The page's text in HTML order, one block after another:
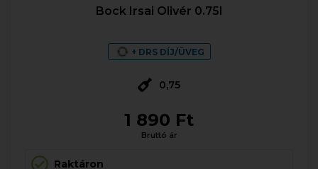
Bock Irsai Olivér 0.75l
+ DRS DÍJ/ÜVEG
0,75
1 890 Ft
Bruttó ár
Raktáron